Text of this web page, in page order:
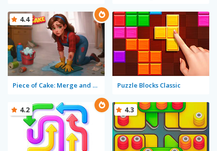
Piece of Cake: Merge and Bake
4.4
Puzzle Blocks Classic
4.2 4.3